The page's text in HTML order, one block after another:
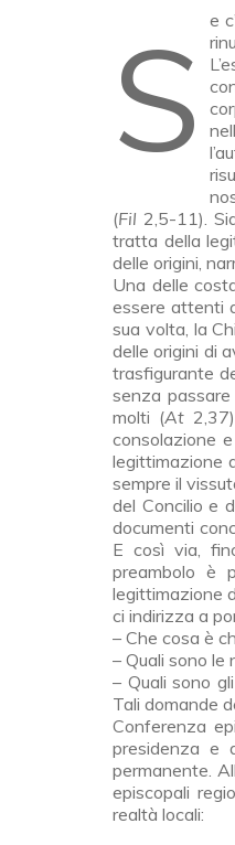
Se c’è una cosa che caratterizza la vita cristiana è l’inedito della risurrezione. Mai dovremmo
(Fil 2,5-11).
tratta della
delle origini,
Una delle
essere attenti
sua volta, la
delle origini di
trasfigurante
senza
molti (At
consolazione
legittimazione
sempre il
del Concilio e
documenti
E così via,
preambolo è
legittimazione
ci indirizza a
– Che cosa è
– Quali sono
– Quali sono
Tali domande
Conferenza
presidenza e
permanente.
episcopali
realtà locali: